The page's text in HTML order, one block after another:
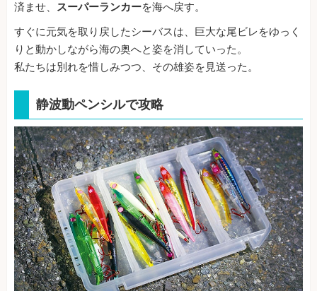
済ませ、 スーパーランカーを海へ戻す。
すぐに元気を取り戻したシーバスは、巨大な尾ビレをゆっく
りと動かしながら海の奥へと姿を消していった。
私たちは別れを惜しみつつ、その雄姿を見送った。
静波動ペンシルで攻略